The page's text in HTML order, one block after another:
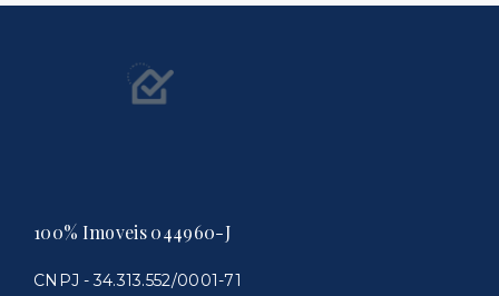
100% Imoveis 044960-J
CNPJ - 34.313.552/0001-71